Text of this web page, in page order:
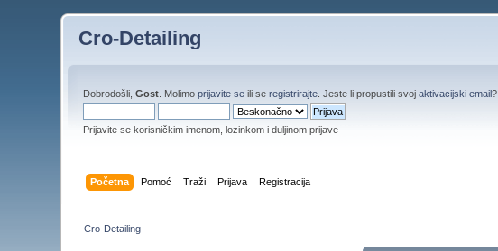
Cro-Detailing
Dobrodošli,Gost . Molimoprijavite se ili seregistrirajte . Jeste li propustili svojaktivacijski email?
Prijavite se korisničkim imenom, lozinkom i duljinom prijave
Početna Pomoć Traži Prijava Registracija
Cro-Detailing